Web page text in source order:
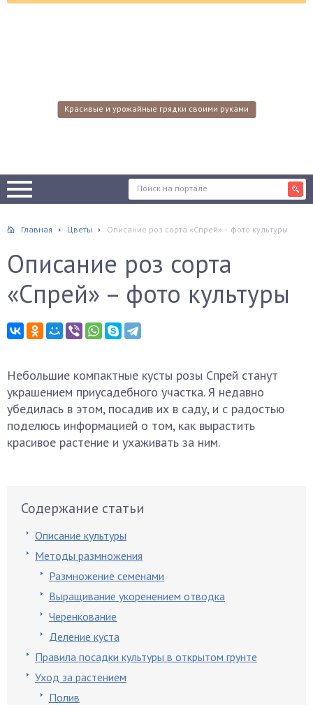
Красивые и урожайные грядки своими руками
Главная Цветы Описание роз сорта «Спрей» – фото культуры
Описание роз сорта
«Спрей» – фото культуры
Небольшие компактные кусты розы Спрей станут
украшением приусадебного участка. Я недавно
убедилась в этом, посадив их в саду, и с радостью
поделюсь информацией о том, как вырастить
красивое растение и ухаживать за ним.
Содержание статьи
Описание культуры
Методы размножения
Размножение семенами
Выращивание укоренением отводка
Черенкование
Деление куста
Правила посадки культуры в открытом грунте
Уход за растением
Полив